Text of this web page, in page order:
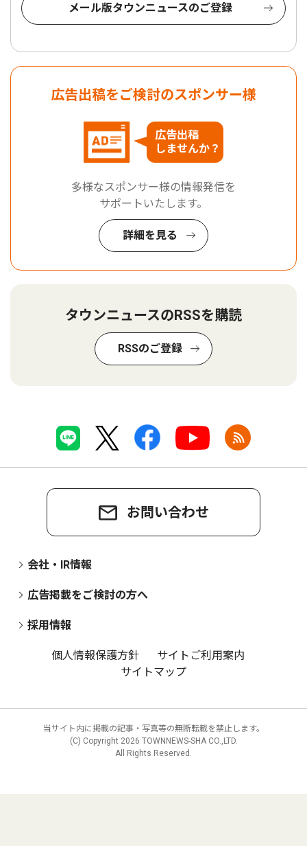
メール版タウンニュースのご登録
広告出稿をご検討のスポンサー様
広告出稿
しませんか？
多様なスポンサー様の情報発信を
サポートいたします。
詳細を見る
タウンニュースのRSSを購読
RSSのご登録
お問い合わせ
会社・IR情報
広告掲載をご検討の方へ
採用情報
個人情報保護方針
サイトご利用案内
サイトマップ
当サイト内に掲載の記事・写真等の無断転載を禁止します。
(C) Copyright 2026 TOWNNEWS-SHA CO.,LTD.
All Rights Reserved.